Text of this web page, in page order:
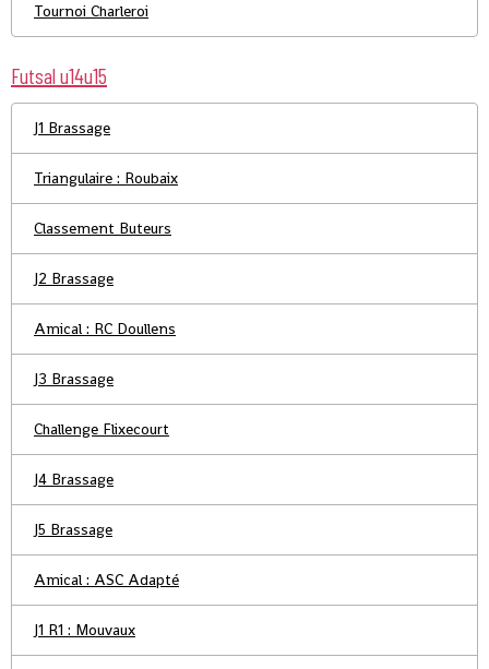
Tournoi Charleroi
Futsal u14u15
J1 Brassage
Triangulaire : Roubaix
Classement Buteurs
J2 Brassage
Amical : RC Doullens
J3 Brassage
Challenge Flixecourt
J4 Brassage
J5 Brassage
Amical : ASC Adapté
J1 R1 : Mouvaux